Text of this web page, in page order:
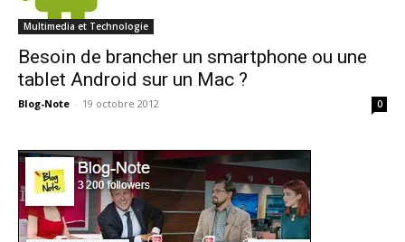
Multimedia et Technologie
Besoin de brancher un smartphone ou une
tablet Android sur un Mac ?
Blog-Note - 19 octobre 2012 0